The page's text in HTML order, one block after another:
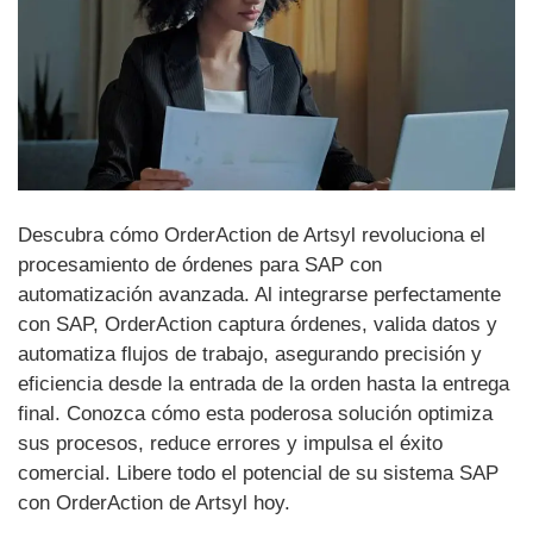
Descubra cómo OrderAction de Artsyl revoluciona el
procesamiento de órdenes para SAP con
automatización avanzada. Al integrarse perfectamente
con SAP, OrderAction captura órdenes, valida datos y
automatiza flujos de trabajo, asegurando precisión y
eficiencia desde la entrada de la orden hasta la entrega
final. Conozca cómo esta poderosa solución optimiza
sus procesos, reduce errores y impulsa el éxito
comercial. Libere todo el potencial de su sistema SAP
con OrderAction de Artsyl hoy.